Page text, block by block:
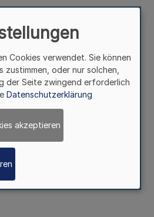
vom 24.
S. 1199c) wird wie folgt berichtigt:
„(2)“ durch die
2021
Cookies verwendet. Sie können
zustimmen, oder nur solchen,
der Seite zwingend erforderlich
Datenschutzerklärung
akzeptieren